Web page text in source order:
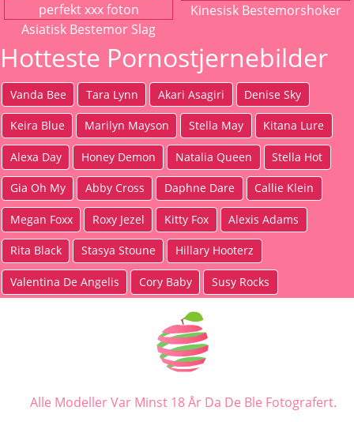
Asiatisk Bestemor Slag
Kinesisk Bestemorshoker
Hotteste Pornostjernebilder
Vanda Bee Tara Lynn Akari Asagiri Denise Sky
Keira Blue Marilyn Mayson Stella May Kitana Lure
Alexa Day Honey Demon Natalia Queen Stella Hot
Gia Oh My Abby Cross Daphne Dare Callie Klein
Megan Foxx Roxy Jezel Kitty Fox Alexis Adams
Rita Black Stasya Stoune Hillary Hooterz
Valentina De Angelis Cory Baby Susy Rocks
Alle Modeller Var Minst 18 År Da De Ble Fotografert.